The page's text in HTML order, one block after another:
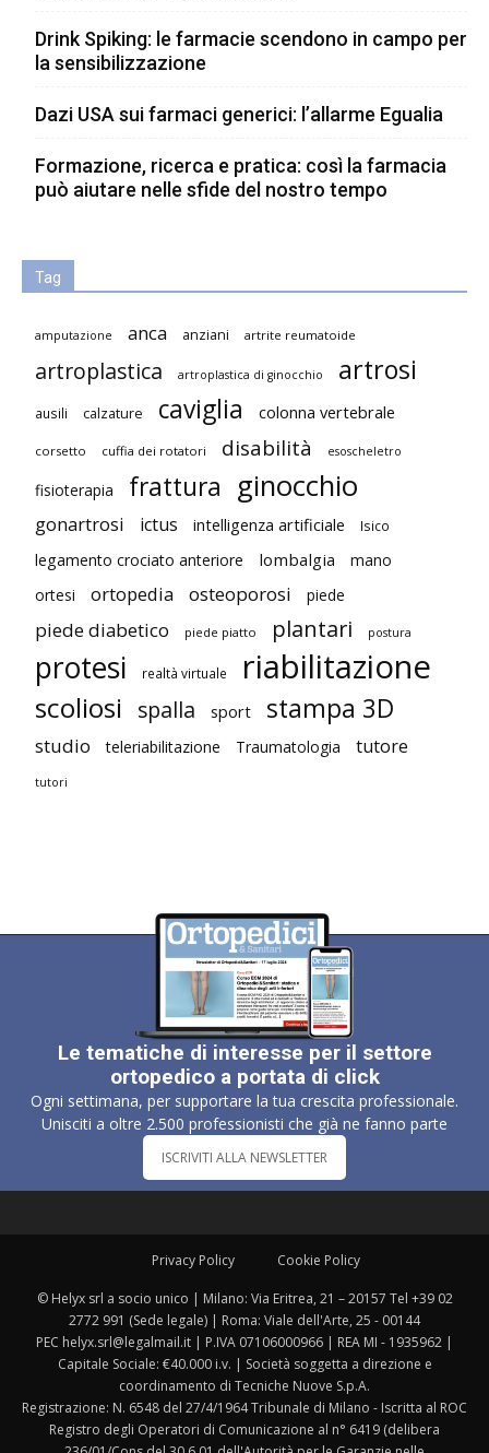
Drink Spiking: le farmacie scendono in campo per
la sensibilizzazione
Dazi USA sui farmaci generici: l’allarme Egualia
Formazione, ricerca e pratica: così la farmacia
può aiutare nelle sfide del nostro tempo
Tag
amputazione anca anziani artrite reumatoide
artroplastica artroplastica di ginocchio artrosi
ausili calzature caviglia colonna vertebrale
corsetto cuffia dei rotatori disabilità esoscheletro
fisioterapia frattura ginocchio
gonartrosi ictus intelligenza artificiale Isico
legamento crociato anteriore lombalgia
mano
ortesi
ortopedia osteoporosi piede
piede diabetico piede piatto plantari postura
protesi realtà virtuale riabilitazione
scoliosi spalla sport stampa 3D
studio teleriabilitazione Traumatologia tutore
tutori
Le tematiche di interesse per il settore
ortopedico a portata di click
Ogni settimana, per supportare la tua crescita professionale.
Unisciti a oltre 2.500 professionisti che già ne fanno parte
ISCRIVITI ALLA NEWSLETTER
Privacy Policy Cookie Policy
© Helyx srl a socio unico | Milano: Via Eritrea, 21 – 20157 Tel +39 02
2772 991 (Sede legale) | Roma: Viale dell'Arte, 25 - 00144
PEC helyx.srl@legalmail.it | P.IVA 07106000966 | REA MI - 1935962 |
Capitale Sociale: €40.000 i.v. | Società soggetta a direzione e
coordinamento di Tecniche Nuove S.p.A.
Registrazione: N. 6548 del 27/4/1964 Tribunale di Milano - Iscritta al ROC
Registro degli Operatori di Comunicazione al n° 6419 (delibera